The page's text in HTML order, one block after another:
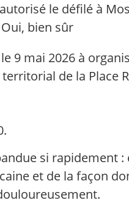
le défilé à
bien sûr
9 mai 2026 à
de la Place
si
et de la façon